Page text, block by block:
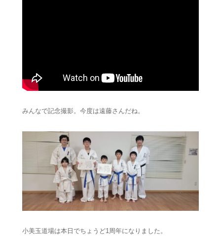
みんなで記念撮影。今度は遠藤さんだね。
小美玉道場は本日でちょうど1周年になりました。